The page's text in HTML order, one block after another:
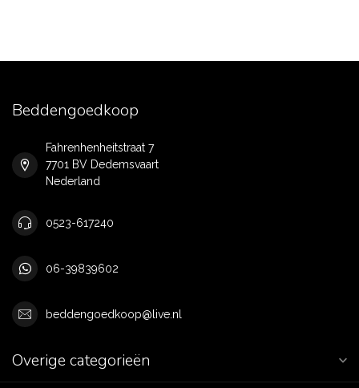
Beddengoedkoop
Fahrenhenheitstraat 7
7701 BV Dedemsvaart
Nederland
0523-617240
06-39839602
beddengoedkoop@live.nl
Overige categorieën